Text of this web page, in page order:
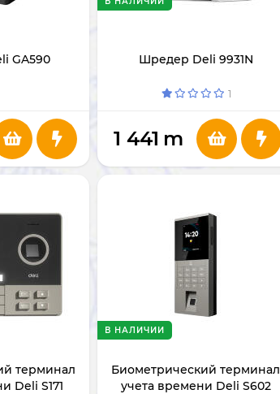
GA590 Шредер Deli 9931N
1
1 441 m
терминал
Deli S171
Биометрический терминал
учета времени Deli S602
В НАЛИЧИИ